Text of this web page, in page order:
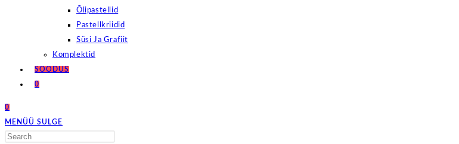
Õlipastellid
Pastellkriidid
Süsi Ja Grafiit
Komplektid
SOODUS
0
0
MENÜÜ SULGE
Search